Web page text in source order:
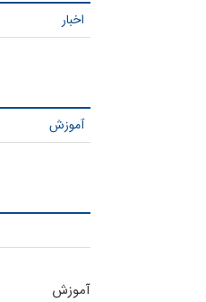
اخبار
آموزش
آموزش